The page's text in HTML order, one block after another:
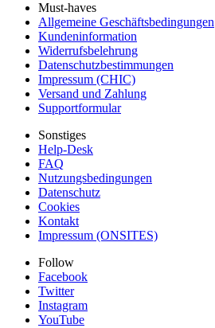
Must-haves
Allgemeine Geschäftsbedingungen
Kundeninformation
Widerrufsbelehrung
Datenschutzbestimmungen
Impressum (CHIC)
Versand und Zahlung
Supportformular
Sonstiges
Help-Desk
FAQ
Nutzungsbedingungen
Datenschutz
Cookies
Kontakt
Impressum (ONSITES)
Follow
Facebook
Twitter
Instagram
YouTube